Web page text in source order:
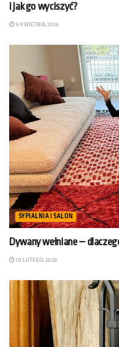
i jak go wyciszyć?
9 KWIETNIA, 2026
SYPIALNIA I SALON
Dywany wełniane –
10 LUTEGO, 2026